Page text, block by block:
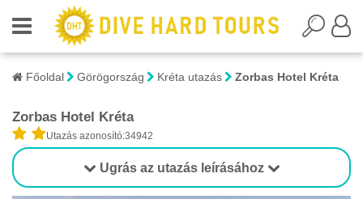
Főoldal Görögország Kréta utazás Zorbas Hotel Kréta
Zorbas Hotel Kréta
Utazás azonosító:34942
Ugrás az utazás leírásához